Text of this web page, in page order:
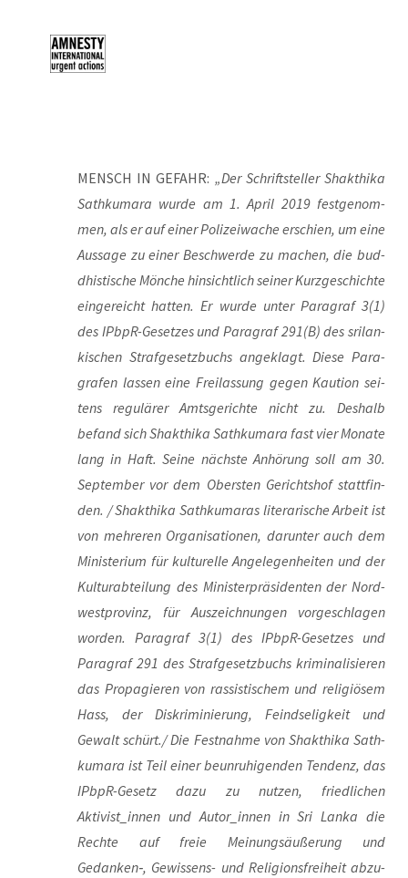
MENSCH IN GEFAHR: „Der Schrift­stel­ler Shakt­hi­ka
Sath­ku­ma­ra wur­de am 1. April 2019 fest­ge­nom­
men, als er auf einer Poli­zei­wa­che erschien, um eine
Aus­sa­ge zu einer Beschwer­de zu machen, die bud­
dhis­ti­sche Mön­che hin­sicht­lich sei­ner Kurz­ge­schich­te
ein­ge­reicht hat­ten. Er wur­de unter Para­graf 3(1)
des IPb­pR-Geset­zes und Para­graf 291(B) des sri­lan­
ki­schen Straf­ge­setz­buchs ange­klagt. Die­se Para­
gra­fen las­sen eine Frei­las­sung gegen Kau­ti­on sei­
tens regu­lä­rer Amts­ge­rich­te nicht zu. Des­halb
befand sich Shakt­hi­ka Sath­ku­ma­ra fast vier Mona­te
lang in Haft. Sei­ne nächs­te Anhö­rung soll am 30.
Sep­tem­ber vor dem Obers­ten Gerichts­hof statt­fin­
den. / Shakt­hi­ka Sath­ku­ma­ras lite­ra­ri­sche Arbeit ist
von meh­re­ren Orga­ni­sa­tio­nen, dar­un­ter auch dem
Minis­te­ri­um für kul­tu­rel­le Ange­le­gen­hei­ten und der
Kul­tur­ab­tei­lung des Minis­ter­prä­si­den­ten der Nord­
west­pro­vinz, für Aus­zeich­nun­gen vor­ge­schla­gen
wor­den. Para­graf 3(1) des IPb­pR-Geset­zes und
Para­graf 291 des Straf­ge­setz­buchs kri­mi­na­li­sie­ren
das Pro­pa­gie­ren von ras­sis­ti­schem und reli­giö­sem
Hass, der Dis­kri­mi­nie­rung, Feind­se­lig­keit und
Gewalt schürt./ Die Fest­nah­me von Shakt­hi­ka Sath­
ku­ma­ra ist Teil einer beun­ru­hi­gen­den Ten­denz, das
IPb­pR-Gesetz dazu zu nut­zen, fried­li­chen
Aktivist_innen und Autor_innen in Sri Lan­ka die
Rech­te auf freie Mei­nungs­äu­ße­rung und
Gedanken‑, Gewis­sens- und Reli­gi­ons­frei­heit abzu­